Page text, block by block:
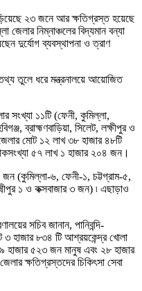
২৩ জনে আর ক্ষতিগ্রস্ত হয়েছে
জেলার নিম্নাঞ্চলের বিদ্যমান বন্যা
দুর্যোগ ব্যবস্থাপনা ও ত্রাণ
তুলে ধরে মন্ত্রনালয়ে আয়োজিত
সংখ্যা ১১টি (ফেনী, কুমিল্লা,
ব্রাহ্মণবাড়িয়া, সিলেট, লক্ষীপুর ও
মোট ১২ লাখ ৩৮ হাজার ৪৮টি
৫৭ লাখ ১ হাজার ২০৪ জন।
(কুমিল্লা-৬, ফেনী-১, চট্টগ্রাম-৫,
১ ও কক্সবাজার ৩ জন) ৷ এছাড়াও
সচিব জানান, পানিবন্দি-
হাজার ৮৩৪ টি আশ্রয়কেন্দ্র খোলা
হাজার ৫২৩ জন মানুষ এবং ২৮ হাজার
ক্ষতিগ্রস্তদের চিকিৎসা সেবা